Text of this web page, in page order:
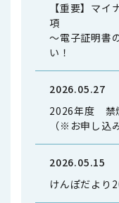
【重要】マ
～電子証明書
い！
2026.05.27
2026年度 禁
（※お申し込
2026.05.15
けんぽだより